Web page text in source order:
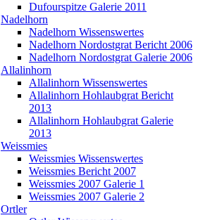
Dufourspitze Galerie 2011
Nadelhorn
Nadelhorn Wissenswertes
Nadelhorn Nordostgrat Bericht 2006
Nadelhorn Nordostgrat Galerie 2006
Allalinhorn
Allalinhorn Wissenswertes
Allalinhorn Hohlaubgrat Bericht
2013
Allalinhorn Hohlaubgrat Galerie
2013
Weissmies
Weissmies Wissenswertes
Weissmies Bericht 2007
Weissmies 2007 Galerie 1
Weissmies 2007 Galerie 2
Ortler